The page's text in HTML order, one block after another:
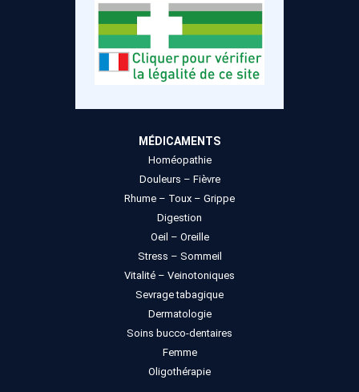
MÉDICAMENTS
Homéopathie
Douleurs – Fièvre
Rhume – Toux – Grippe
Digestion
Oeil – Oreille
Stress – Sommeil
Vitalité – Veinotoniques
Sevrage tabagique
Dermatologie
Soins bucco-dentaires
Femme
Oligothérapie